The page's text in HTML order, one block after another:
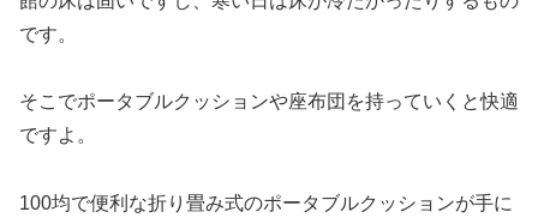
です。
そこでポータブルクッションや座布団を持っていくと快適
ですよ。
100均で便利な折り畳み式のポータブルクッションが手に